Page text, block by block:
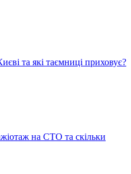
та які таємниці приховує?
на СТО та скільки